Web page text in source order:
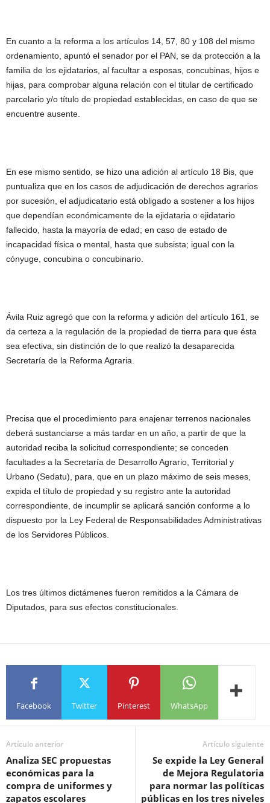
En cuanto a la reforma a los artículos 14, 57, 80 y 108 del mismo
ordenamiento, apuntó el senador por el PAN, se da protección a la
familia de los ejidatarios, al facultar a esposas, concubinas, hijos e
hijas, para comprobar alguna relación con el titular de certificado
parcelario y/o título de propiedad establecidas, en caso de que se
encuentre ausente.
En ese mismo sentido, se hizo una adición al artículo 18 Bis, que
puntualiza que en los casos de adjudicación de derechos agrarios
por sucesión, el adjudicatario está obligado a sostener a los hijos
que dependían económicamente de la ejidataria o ejidatario
fallecido, hasta la mayoría de edad; en caso de estado de
incapacidad física o mental, hasta que subsista; igual con la
cónyuge, concubina o concubinario.
Ávila Ruiz agregó que con la reforma y adición del artículo 161, se
da certeza a la regulación de la propiedad de tierra para que ésta
sea efectiva, sin distinción de lo que realizó la desaparecida
Secretaría de la Reforma Agraria.
Precisa que el procedimiento para enajenar terrenos nacionales
deberá sustanciarse a más tardar en un año, a partir de que la
autoridad reciba la solicitud correspondiente; se conceden
facultades a la Secretaría de Desarrollo Agrario, Territorial y
Urbano (Sedatu), para, que en un plazo máximo de seis meses,
expida el título de propiedad y su registro ante la autoridad
correspondiente, de incumplir se aplicará sanción conforme a lo
dispuesto por la Ley Federal de Responsabilidades Administrativas
de los Servidores Públicos.
Los tres últimos dictámenes fueron remitidos a la Cámara de
Diputados, para sus efectos constitucionales.
Facebook Twitter Pinterest WhatsApp
Artículo anterior
Analiza SEC propuestas
económicas para la
compra de uniformes y
zapatos escolares
Artículo siguiente
Se expide la Ley General
de Mejora Regulatoria
para normar las políticas
públicas en los tres niveles